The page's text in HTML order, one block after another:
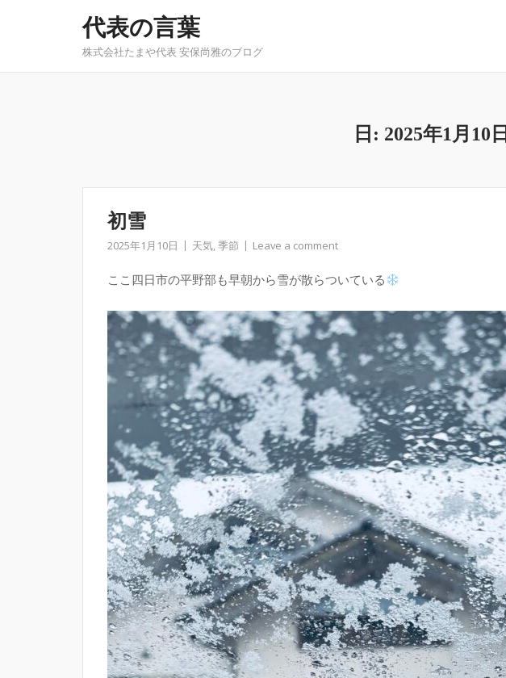
代表の言葉
株式会社たまや代表 安保尚雅のブログ
日: 2025年1月10日
初雪
2025年1月10日 天気,季節 Leave a comment
ここ四日市の平野部も早朝から雪が散らついている